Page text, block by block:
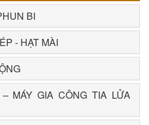
BI
- HẠT MÀI
MÁY GIA CÔNG TIA LỬA